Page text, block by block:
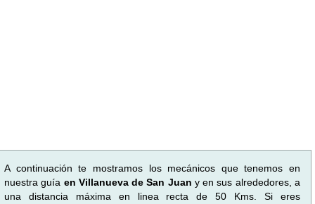
A continuación te mostramos los mecánicos que tenemos en
nuestra guía en Villanueva de San Juan y en sus alrededores, a
una distancia máxima en linea recta de 50 Kms. Si eres